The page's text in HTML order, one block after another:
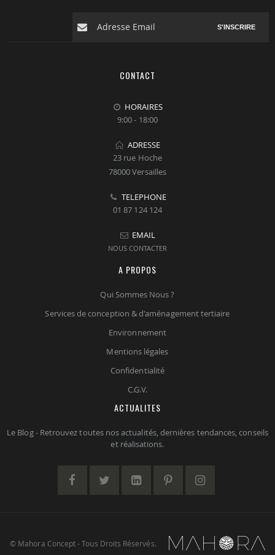
S'INSCRIRE
CONTACT
HORAIRES
9:00 - 18:00
ADRESSE
23 rue Hoche
78000 Versailles
TELEPHONE
01 87 124 124
EMAIL
NOUS CONTACTER
A PROPOS
Qui Sommes Nous ?
Services de conception & d'aménagement tertiaire
Environnement
Mentions légales
Confidentialité
C.G.V.
ACTUALITES
Le Blog - Retrouvez toutes nos actualités, dernières tendances, conseils
et réalisations.
© Mahora Concept - Tous Droits Réservés.